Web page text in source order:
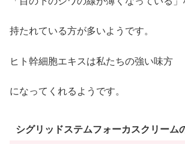
持たれている方が多いようです。
ヒト幹細胞エキスは私たちの強い味方
になってくれるようです。
シグリッドステムフォーカスクリーム